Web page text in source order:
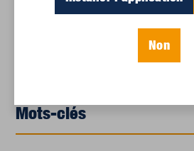
en croissance
Et les politiques peinent à
Le sommeil, nouveau défi
Mots-clés
Non